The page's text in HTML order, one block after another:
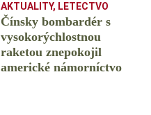
AKTUALITY, LETECTVO
Čínsky bombardér s
vysokorýchlostnou
raketou znepokojil
americké námorníctvo